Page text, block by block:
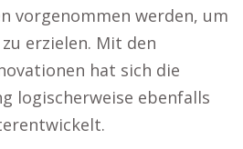
vorgenommen werden, um
erzielen. Mit den
hat sich die
logischerweise ebenfalls